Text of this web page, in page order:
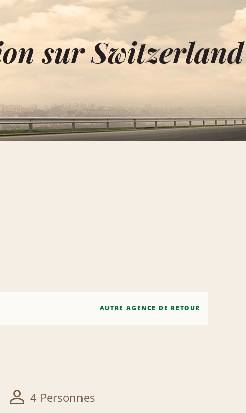
sur Switzerland
AUTRE AGENCE DE RETOUR
4 Personnes